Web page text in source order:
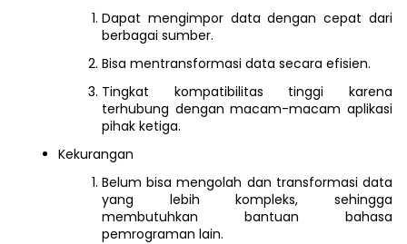
Dapat mengimpor data dengan cepat dari
berbagai sumber.
Bisa mentransformasi data secara efisien.
Tingkat kompatibilitas tinggi karena
terhubung dengan macam-macam aplikasi
pihak ketiga.
Kekurangan
Belum bisa mengolah dan transformasi data
yang lebih kompleks, sehingga
membutuhkan bantuan bahasa
pemrograman lain.